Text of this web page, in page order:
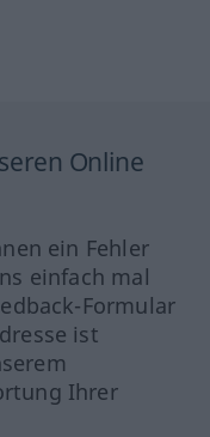
Online
ein Fehler
einfach mal
Formular
ist
Ihrer